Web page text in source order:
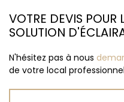
VOTRE DEVIS POUR
SOLUTION
N'hésitez pas à nous
de votre local